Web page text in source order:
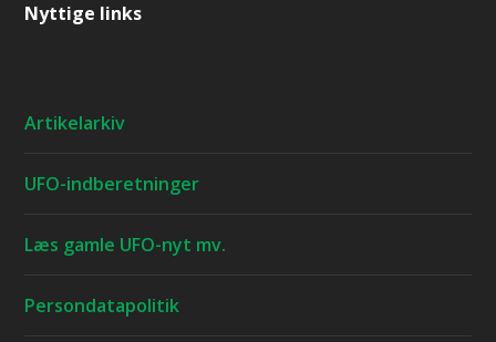
Nyttige links
Artikelarkiv
UFO-indberetninger
Læs gamle UFO-nyt mv.
Persondatapolitik